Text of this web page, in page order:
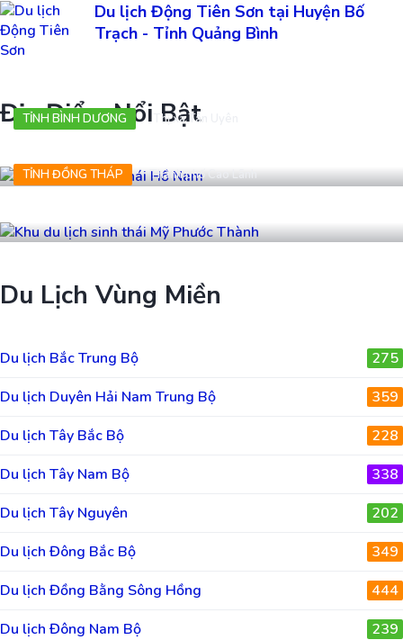
Du lịch Động Tiên Sơn tại Huyện Bố
Trạch - Tỉnh Quảng Bình
Địa Điểm Nổi Bật
TỈNH BÌNH DƯƠNG Thị xã Tân Uyên
TỈNH ĐỒNG THÁP Thành phố Cao Lãnh
Du Lịch Vùng Miền
Du lịch Bắc Trung Bộ
275
Du lịch Duyên Hải Nam Trung Bộ
359
Du lịch Tây Bắc Bộ
228
Du lịch Tây Nam Bộ
338
Du lịch Tây Nguyên
202
Du lịch Đông Bắc Bộ
349
Du lịch Đồng Bằng Sông Hồng
444
Du lịch Đông Nam Bộ
239